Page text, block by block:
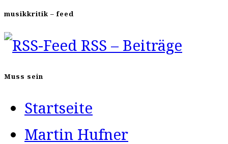
musikkritik – feed
RSS – Beiträge
Muss sein
Startseite
Martin Hufner